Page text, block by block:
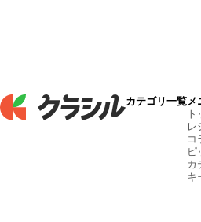
カテゴリ一覧メ
レ
コ
ピ
カ
キ